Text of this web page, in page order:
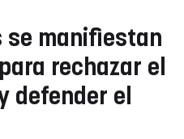
se manifiestan
rechazar el
defender el